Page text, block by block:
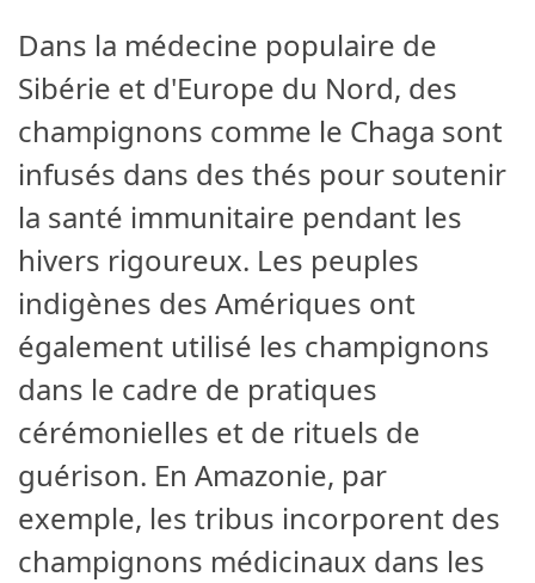
Dans la médecine populaire de
Sibérie et d'Europe du Nord, des
champignons comme le Chaga sont
infusés dans des thés pour soutenir
la santé immunitaire pendant les
hivers rigoureux. Les peuples
indigènes des Amériques ont
également utilisé les champignons
dans le cadre de pratiques
cérémonielles et de rituels de
guérison. En Amazonie, par
exemple, les tribus incorporent des
champignons médicinaux dans les